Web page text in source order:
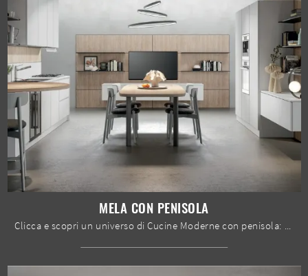
MELA CON PENISOLA
Clicca e scopri un universo di Cucine Moderne con penisola: la cucina Mela con penisola Home Cucine in melaminico ti aspetta!